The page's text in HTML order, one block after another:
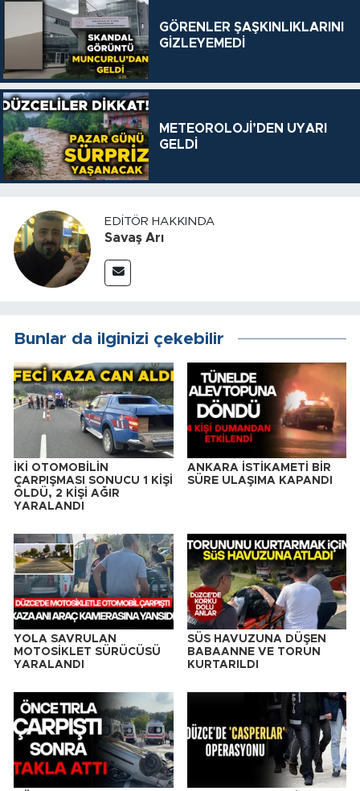
GÖRENLER ŞAŞKINLIKLARINI
GİZLEYEMEDİ
METEOROLOJİ’DEN UYARI
GELDİ
EDITÖR HAKKINDA
Savaş Arı
Bunlar da ilginizi çekebilir
İKİ OTOMOBİLİN
ÇARPIŞMASI SONUCU 1 KİŞİ
ÖLDÜ, 2 KİŞİ AĞIR
YARALANDI
ANKARA İSTİKAMETİ BİR
SÜRE ULAŞIMA KAPANDI
YOLA SAVRULAN
MOTOSİKLET SÜRÜCÜSÜ
YARALANDI
SÜS HAVUZUNA DÜŞEN
BABAANNE VE TORUN
KURTARILDI